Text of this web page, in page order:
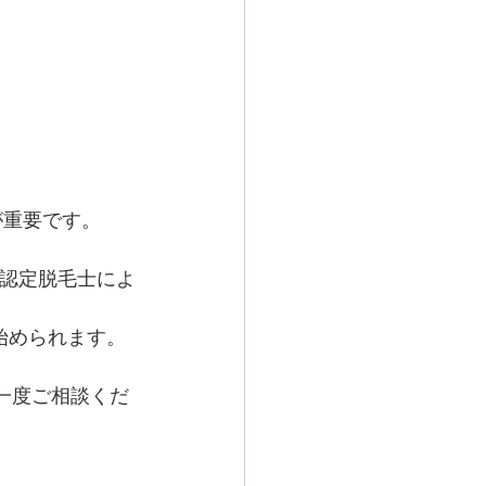
要です。
定脱毛士によ
られます。
度ご相談くだ